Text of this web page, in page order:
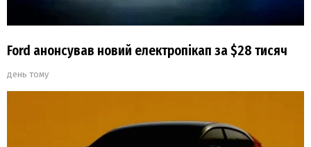
Ford анонсував новий електропікап за $28 тисяч
день тому